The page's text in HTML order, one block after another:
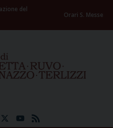
del
Orari S. Messe
InstagramYouTube